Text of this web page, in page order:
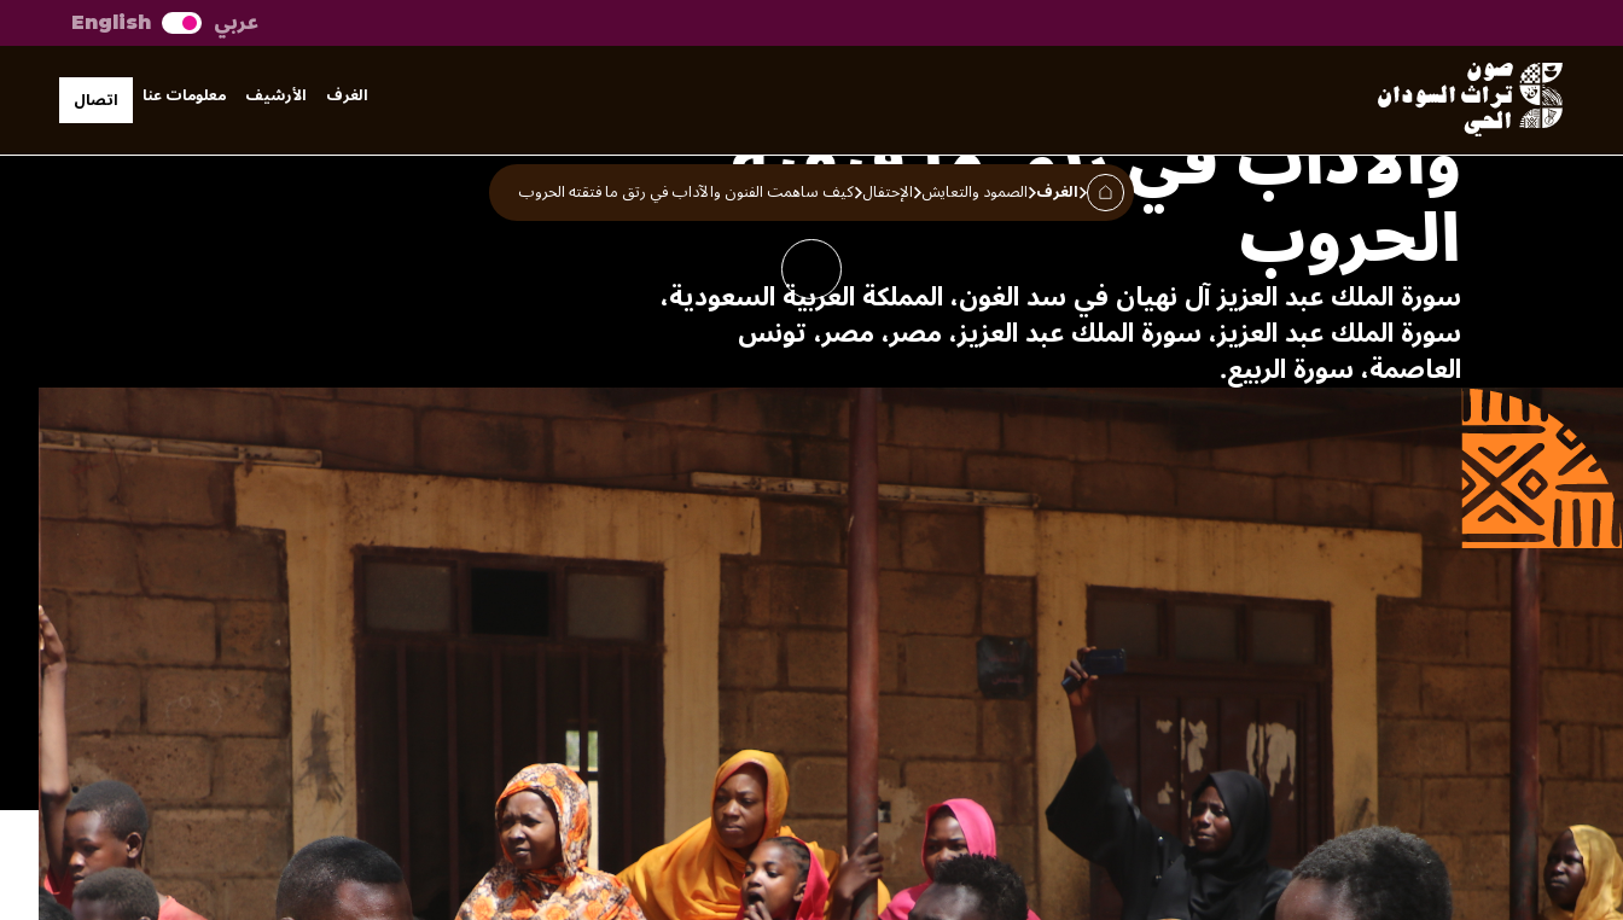
عربي English
الغرف الأرشيف معلومات عنا اتصال
الغرف الصمود والتعايش الإحتفال كيف ساهمت الفنون والآداب في رتق ما فتقته الحروب
كيف ساهمت الفنون
والآداب في رتق ما فتقته
الحروب
سورة الملك عبد العزيز آل نهيان في سد الغون، المملكة العربية السعودية،
سورة الملك عبد العزيز، سورة الملك عبد العزيز، مصر، مصر، تونس
العاصمة، سورة الربيع.